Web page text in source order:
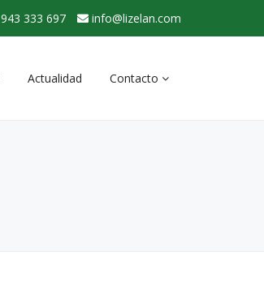
943 333 697 info@lizelan.com
Actualidad Contacto